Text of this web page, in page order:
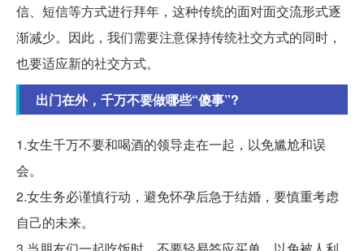
信、短信等方式进行拜年，这种传统的面对面交流形式逐
渐减少。因此，我们需要注意保持传统社交方式的同时，
也要适应新的社交方式。
出门在外，千万不要做哪些“傻事”?
1.女生千万不要和喝酒的领导走在一起，以免尴尬和误
会。
2.女生务必谨慎行动，避免怀孕后急于结婚，要慎重考虑
自己的未来。